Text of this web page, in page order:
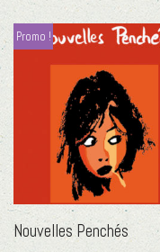
Promo !
Nouvelles Penchés